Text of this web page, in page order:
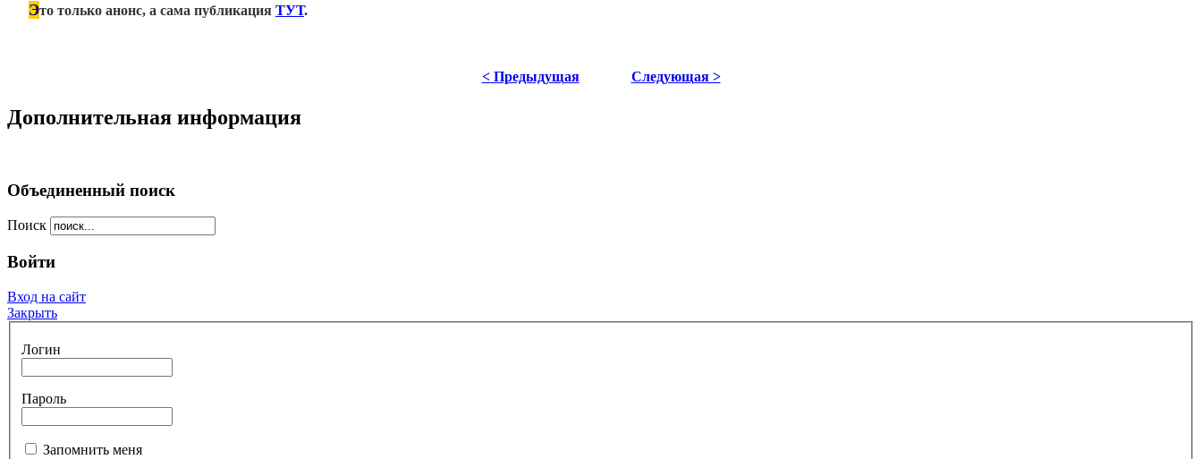
Это только анонс, а сама публикация ТУТ.
< Предыдущая Следующая >
Дополнительная информация
Объединенный поиск
Поиск
Войти
Вход на сайт
Закрыть
Логин
Пароль
Запомнить меня